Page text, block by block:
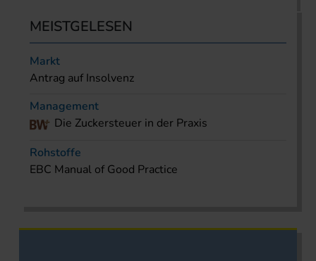
MEISTGELESEN
Markt
Antrag auf Insolvenz
Management
Die Zuckersteuer in der Praxis
Rohstoffe
EBC Manual of Good Practice